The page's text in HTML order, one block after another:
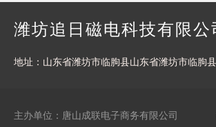
潍坊追日磁电科技有限公
地址：山东省潍坊市临朐县山东省潍坊市临朐
主办单位：唐山成联电子商务有限公司